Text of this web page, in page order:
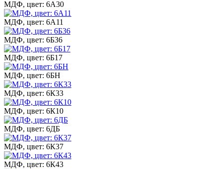
МДФ, цвет: 6А30
МДФ, цвет: 6А11
МДФ, цвет: 6Б36
МДФ, цвет: 6Б17
МДФ, цвет: 6БН
МДФ, цвет: 6К33
МДФ, цвет: 6К10
МДФ, цвет: 6ДБ
МДФ, цвет: 6К37
МДФ, цвет: 6К43